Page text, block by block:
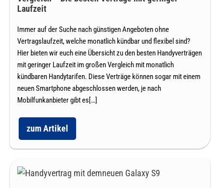
geringer
Laufzeit
Immer auf der Suche nach günstigen Angeboten ohne
Vertragslaufzeit, welche monatlich kündbar und flexibel sind?
Hier bieten wir euch eine Übersicht zu den besten Handyverträgen
mit geringer Laufzeit im großen Vergleich mit monatlich
kündbaren Handytarifen. Diese Verträge können sogar mit einem
neuen Smartphone abgeschlossen werden, je nach
Mobilfunkanbieter gibt es[…]
zum Artikel
Monatlich
kündbare
Handytarife
Vergleich
Samsung